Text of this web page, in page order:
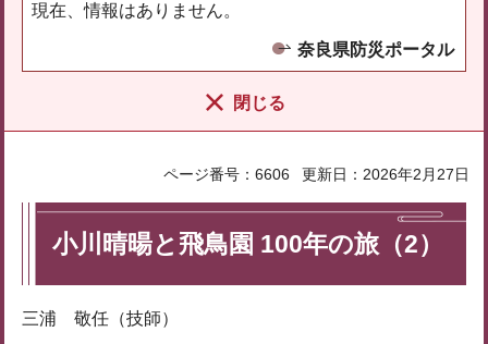
現在、情報はありません。
奈良県防災ポータル
閉じる
ページ番号：6606 更新日：2026年2月27日
小川晴暘と飛鳥園 100年の旅（2）
三浦 敬任（技師）